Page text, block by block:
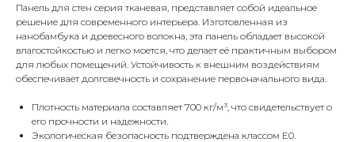
Панель для стен серия тканевая, представляет собой идеальное
решение для современного интерьера. Изготовленная из
нанобамбука и древесного волокна, эта панель обладает высокой
влагостойкостью и легко моется, что делает её практичным выбором
для любых помещений. Устойчивость к внешним воздействиям
обеспечивает долговечность и сохранение первоначального вида.
Плотность материала составляет 700 кг/м³, что свидетельствует о
его прочности и надежности.
Экологическая безопасность подтверждена классом E0.